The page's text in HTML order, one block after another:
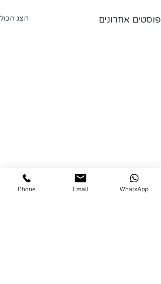
פוסטים אחרונים הצג הכול
Phone Email WhatsApp